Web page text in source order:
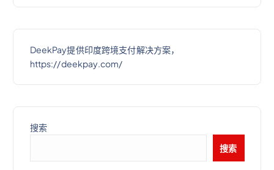
DeekPay提供印度跨境支付解决方案，
https://deekpay.com/
搜索
搜索